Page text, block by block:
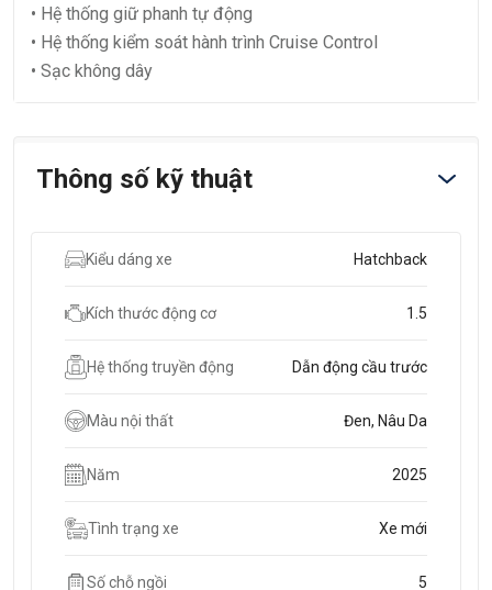
• Hệ thống giữ phanh tự động
• Hệ thống kiểm soát hành trình Cruise Control
• Sạc không dây
Thông số kỹ thuật
Kiểu dáng xe Hatchback
Kích thước động cơ 1.5
Hệ thống truyền động Dẫn động cầu trước
Màu nội thất Đen, Nâu Da
Năm 2025
Tình trạng xe Xe mới
Số chỗ ngồi 5